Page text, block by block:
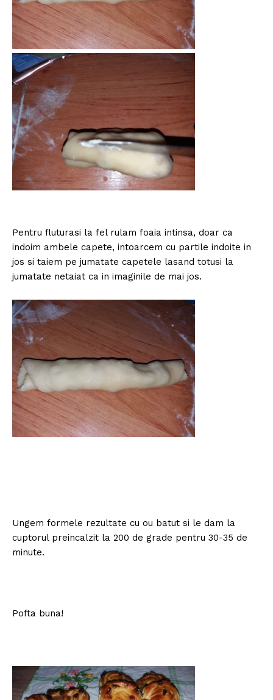
Pentru fluturasi la fel rulam foaia intinsa, doar ca
indoim ambele capete, intoarcem cu partile indoite in
jos si taiem pe jumatate capetele lasand totusi la
jumatate netaiat ca in imaginile de mai jos.
Ungem formele rezultate cu ou batut si le dam la
cuptorul preincalzit la 200 de grade pentru 30-35 de
minute.
Pofta buna!